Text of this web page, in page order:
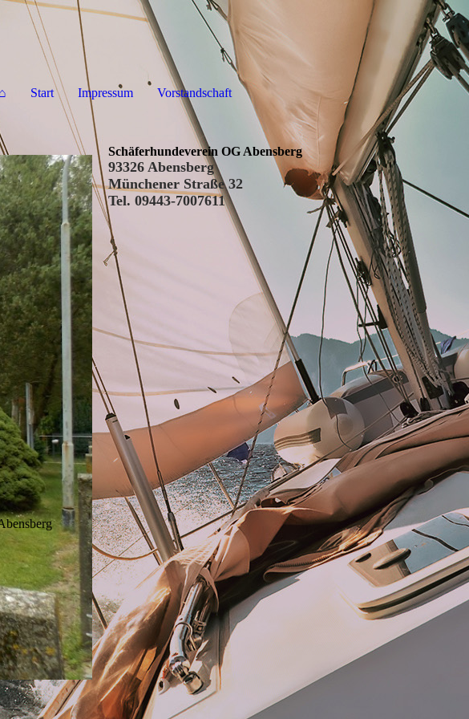
⌂ Start Impressum Vorstandschaft
Schäferhundeverein OG Abensberg
93326 Abensberg
Münchener Straße 32
Tel. 09443-7007611